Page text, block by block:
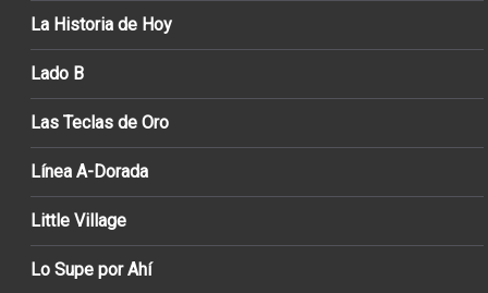
La Historia de Hoy
Lado B
Las Teclas de Oro
Línea A-Dorada
Little Village
Lo Supe por Ahí